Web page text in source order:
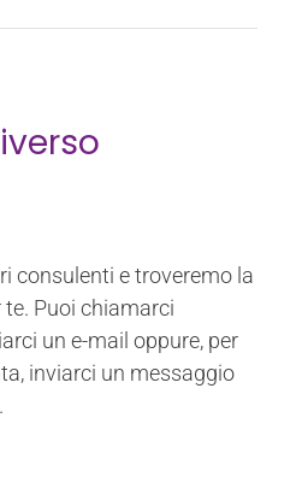
consulenti e troveremo la
Puoi chiamarci
un e-mail oppure, per
inviarci un messaggio